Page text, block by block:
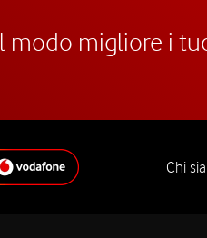
modo migliore i
Chi